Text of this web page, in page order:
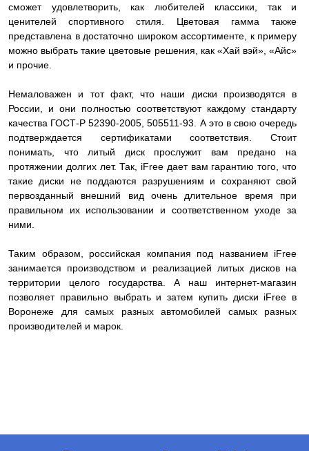
сможет удовлетворить, как любителей классики, так и
ценителей спортивного стиля. Цветовая гамма также
представлена в достаточно широком ассортименте, к примеру
можно выбрать такие цветовые решения, как «Хай вэй», «Айс»
и прочие.
Немаловажен и тот факт, что наши диски производятся в
России, и они полностью соответствуют каждому стандарту
качества ГОСТ-Р 52390-2005, 505511-93. А это в свою очередь
подтверждается сертификатами соответствия. Стоит
понимать, что литый диск прослужит вам предано на
протяжении долгих лет. Так, iFree дает вам гарантию того, что
такие диски не поддаются разрушениям и сохраняют свой
первозданный внешний вид очень длительное время при
правильном их использовании и соответственном уходе за
ними.
Таким образом, российская компания под названием iFree
занимается производством и реализацией литых дисков на
территории целого государства. А наш интернет-магазин
позволяет правильно выбрать и затем купить диски iFree в
Воронеже для самых разных автомобилей самых разных
производителей и марок.